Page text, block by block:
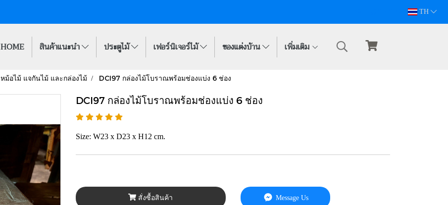
TH
HOME สินค้าแนะนำ ประตูไม้ เฟอร์นิเจอร์ไม้ ของแต่งบ้าน เพิ่มเติม
หม้อไม้ แจกันไม้ และกล่องไม้ DCI97 กล่องไม้โบราณพร้อมช่องแบ่ง 6 ช่อง
DCI97 กล่องไม้โบราณพร้อมช่องแบ่ง 6 ช่อง
Size: W23 x D23 x H12 cm.
สั่งซื้อสินค้า Message Us